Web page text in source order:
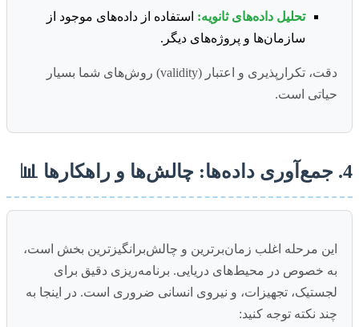
تحلیل داده‌های ثانویه: استفاده از داده‌های موجود از
سازمان‌ها و پروژه‌های دیگر.
دقت، تکرارپذیری و اعتبار (validity) روش‌های شما بسیار
حیاتی است.
4. جمع‌آوری داده‌ها: چالش‌ها و راهکارها 📊
این مرحله اغلب زمان‌برترین و چالش‌برانگیزترین بخش است،
به خصوص در محیط‌های دریایی. برنامه‌ریزی دقیق برای
لجستیک، تجهیزات، و نیروی انسانی ضروری است. در اینجا به
چند نکته توجه کنید: